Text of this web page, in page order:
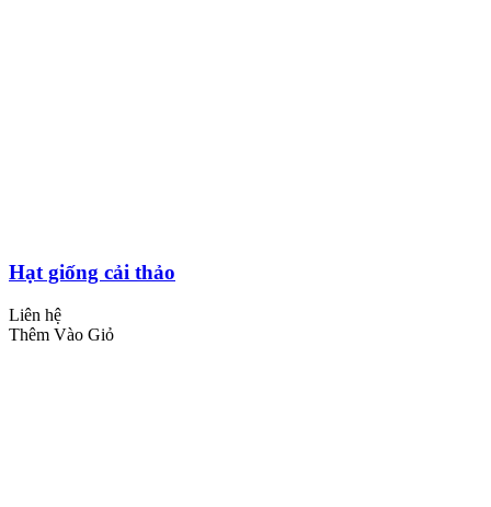
Hạt giống cải thảo
Liên hệ
Thêm Vào Giỏ